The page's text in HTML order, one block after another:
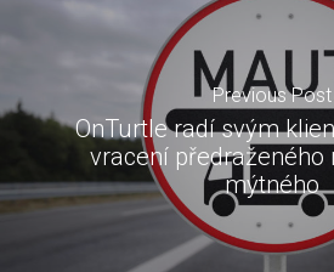
Previous Post
OnTurtle radí svým
vracení předraženého
mýtného